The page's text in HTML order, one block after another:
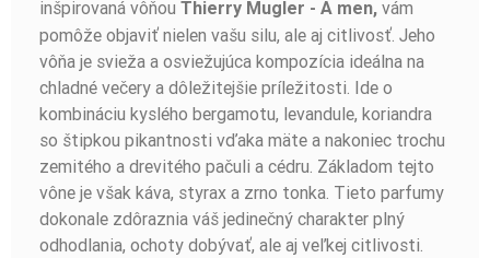
inšpirovaná vôňou Thierry Mugler - A men, vám
pomôže objaviť nielen vašu silu, ale aj citlivosť. Jeho
vôňa je svieža a osviežujúca kompozícia ideálna na
chladné večery a dôležitejšie príležitosti. Ide o
kombináciu kyslého bergamotu, levandule, koriandra
so štipkou pikantnosti vďaka mäte a nakoniec trochu
zemitého a drevitého pačuli a cédru. Základom tejto
vône je však káva, styrax a zrno tonka. Tieto parfumy
dokonale zdôraznia váš jedinečný charakter plný
odhodlania, ochoty dobývať, ale aj veľkej citlivosti.